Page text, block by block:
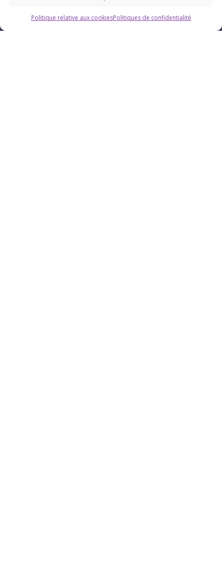
Politique relative aux cookiesPolitiques de confidentialité